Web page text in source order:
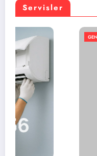
Servisler
GENEL NORTH AIR